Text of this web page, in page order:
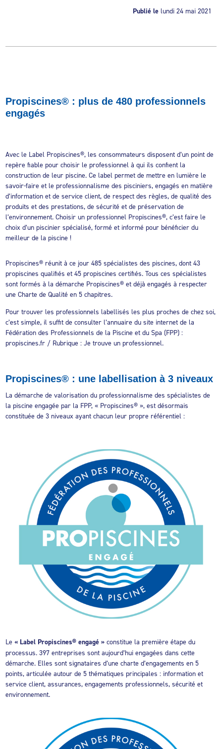
Publié le lundi 24 mai 2021
Propiscines® : plus de 480 professionnels
engagés
Avec le Label Propiscines®, les consommateurs disposent d’un point de
repère fiable pour choisir le professionnel à qui ils confient la
construction de leur piscine. Ce label permet de mettre en lumière le
savoir-faire et le professionnalisme des pisciniers, engagés en matière
d’information et de service client, de respect des règles, de qualité des
produits et des prestations, de sécurité et de préservation de
l’environnement. Choisir un professionnel Propiscines®, c’est faire le
choix d’un piscinier spécialisé, formé et informé pour bénéficier du
meilleur de la piscine !
Propiscines® réunit à ce jour 485 spécialistes des piscines, dont 43
propiscines qualifiés et 45 propiscines certifiés. Tous ces spécialistes
sont formés à la démarche Propiscines® et déjà engagés à respecter
une Charte de Qualité en 5 chapitres.
Pour trouver les professionnels labellisés les plus proches de chez soi,
c’est simple, il suffit de consulter l’annuaire du site internet de la
Fédération des Professionnels de la Piscine et du Spa (FPP) :
propiscines.fr / Rubrique : Je trouve un professionnel.
Propiscines® : une labellisation à 3 niveaux
La démarche de valorisation du professionnalisme des spécialistes de
la piscine engagée par la FPP, « Propiscines® », est désormais
constituée de 3 niveaux ayant chacun leur propre référentiel :
Le« Label Propiscines® engagé » constitue la première étape du
processus. 397 entreprises sont aujourd’hui engagées dans cette
démarche. Elles sont signataires d’une charte d’engagements en 5
points, articulée autour de 5 thématiques principales : information et
service client, assurances, engagements professionnels, sécurité et
environnement.